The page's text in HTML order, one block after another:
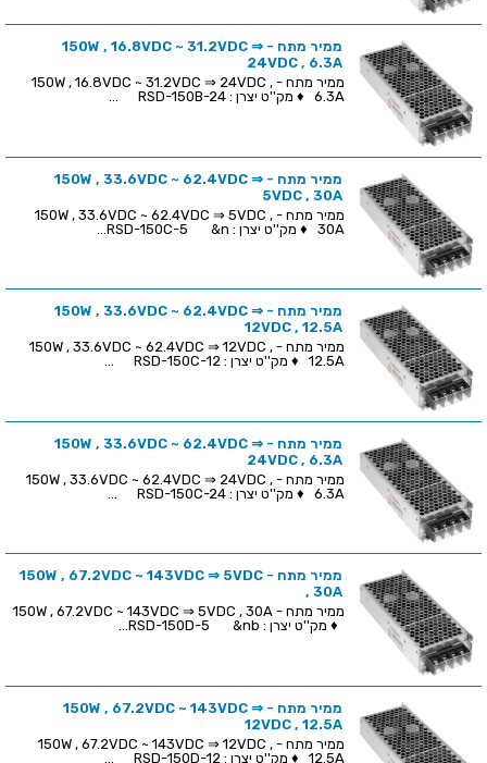
ממיר מתח - 150W , 16.8VDC ~ 31.2VDC ⇒
24VDC , 6.3A
ממיר מתח - 150W , 16.8VDC ~ 31.2VDC ⇒ 24VDC ,
6.3A ♦ מק''ט יצרן : RSD-150B-24 ...
ממיר מתח - 150W , 33.6VDC ~ 62.4VDC ⇒
5VDC , 30A
ממיר מתח - 150W , 33.6VDC ~ 62.4VDC ⇒ 5VDC ,
30A ♦ מק''ט יצרן : RSD-150C-5 &n...
ממיר מתח - 150W , 33.6VDC ~ 62.4VDC ⇒
12VDC , 12.5A
ממיר מתח - 150W , 33.6VDC ~ 62.4VDC ⇒ 12VDC ,
12.5A ♦ מק''ט יצרן : RSD-150C-12 ...
ממיר מתח - 150W , 33.6VDC ~ 62.4VDC ⇒
24VDC , 6.3A
ממיר מתח - 150W , 33.6VDC ~ 62.4VDC ⇒ 24VDC ,
6.3A ♦ מק''ט יצרן : RSD-150C-24 ...
ממיר מתח - 150W , 67.2VDC ~ 143VDC ⇒ 5VDC
, 30A
ממיר מתח - 150W , 67.2VDC ~ 143VDC ⇒ 5VDC , 30A
♦ מק''ט יצרן : RSD-150D-5 &nb...
ממיר מתח - 150W , 67.2VDC ~ 143VDC ⇒
12VDC , 12.5A
ממיר מתח - 150W , 67.2VDC ~ 143VDC ⇒ 12VDC ,
12.5A ♦ מק''ט יצרן : RSD-150D-12 ...